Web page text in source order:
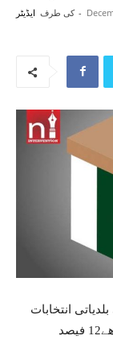
کی طرف ایڈیٹر -
انتخابات
کے بعداب اگلے مرحلے میں ہر ہاوس کیلئے ساڑھے12 فیصد